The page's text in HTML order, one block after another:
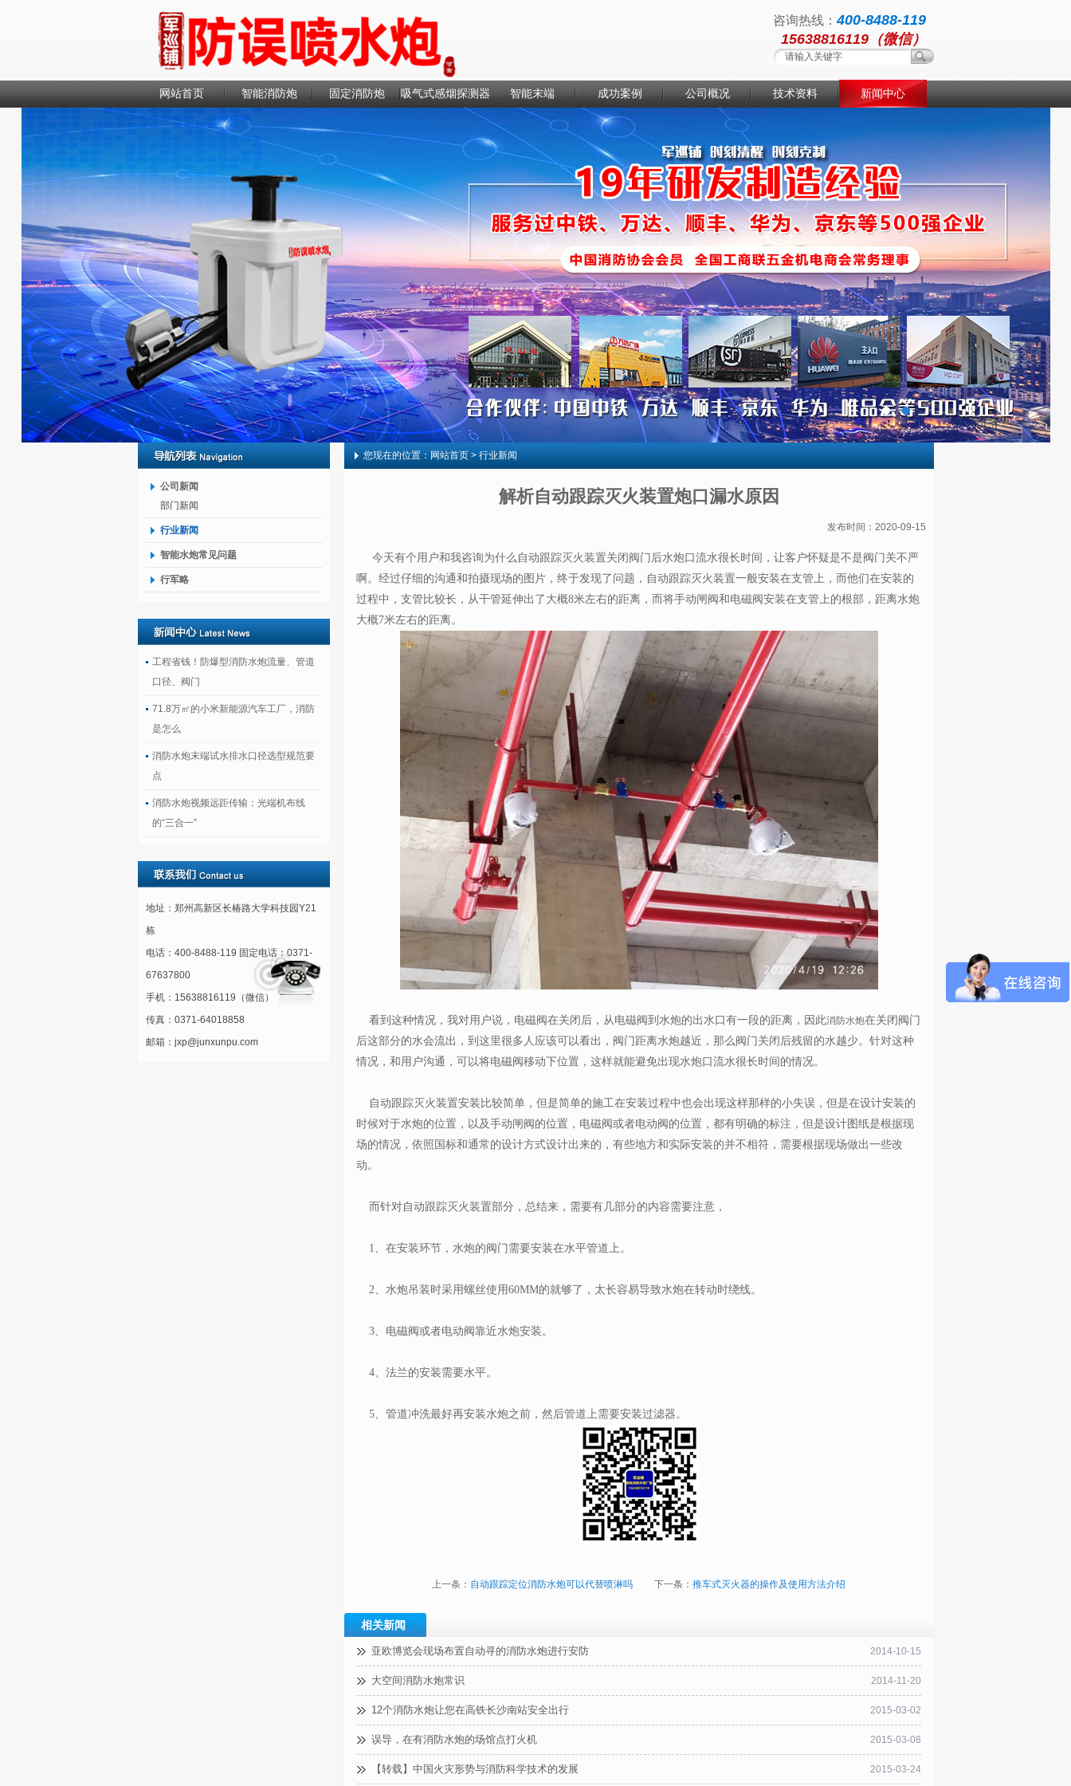
咨询热线：400-8488-119
15638816119（微信）
网站首页 智能消防炮 固定消防炮 吸气式感烟探测器 智能末端 成功案例 公司概况 技术资料 新闻中心
联系我们
公司新闻
部门新闻
行业新闻
智能水炮常见问题
行军略
工程省钱！防爆型消防水炮流量、管道
口径、阀门
71.8万㎡的小米新能源汽车工厂，消防
是怎么
消防水炮末端试水排水口径选型规范要
点
消防水炮视频远距传输：光端机布线
的“三合一”
地址：郑州高新区长椿路大学科技园Y21
栋
电话：400-8488-119 固定电话：0371-
67637800
手机：15638816119（微信）
传真：0371-64018858
邮箱：jxp@junxunpu.com
您现在的位置： 网站首页> 行业新闻
解析自动跟踪灭火装置炮口漏水原因
发布时间：2020-09-15
今天有个用户和我咨询为什么自动跟踪灭火装置关闭阀门后水炮口流水很长时间，让客户怀疑是不是阀门关不严
啊。经过仔细的沟通和拍摄现场的图片，终于发现了问题，自动跟踪灭火装置一般安装在支管上，而他们在安装的
过程中，支管比较长，从干管延伸出了大概8米左右的距离，而将手动闸阀和电磁阀安装在支管上的根部，距离水炮
大概7米左右的距离。
看到这种情况，我对用户说，电磁阀在关闭后，从电磁阀到水炮的出水口有一段的距离，因此消防水炮在关闭阀门
后这部分的水会流出，到这里很多人应该可以看出，阀门距离水炮越近，那么阀门关闭后残留的水越少。针对这种
情况，和用户沟通，可以将电磁阀移动下位置，这样就能避免出现水炮口流水很长时间的情况。
自动跟踪灭火装置安装比较简单，但是简单的施工在安装过程中也会出现这样那样的小失误，但是在设计安装的
时候对于水炮的位置，以及手动闸阀的位置，电磁阀或者电动阀的位置，都有明确的标注，但是设计图纸是根据现
场的情况，依照国标和通常的设计方式设计出来的，有些地方和实际安装的并不相符，需要根据现场做出一些改
动。
而针对自动跟踪灭火装置部分，总结来，需要有几部分的内容需要注意，
1、在安装环节，水炮的阀门需要安装在水平管道上。
2、水炮吊装时采用螺丝使用60MM的就够了，太长容易导致水炮在转动时绕线。
3、电磁阀或者电动阀靠近水炮安装。
4、法兰的安装需要水平。
5、管道冲洗最好再安装水炮之前，然后管道上需要安装过滤器。
上一条： 自动跟踪定位消防水炮可以代替喷淋吗 下一条： 推车式灭火器的操作及使用方法介绍
相关新闻
2014-10-15
亚欧博览会现场布置自动寻的消防水炮进行安防
2014-11-20
大空间消防水炮常识
2015-03-02
12个消防水炮让您在高铁长沙南站安全出行
2015-03-08
误导，在有消防水炮的场馆点打火机
2015-03-24
【转载】中国火灾形势与消防科学技术的发展